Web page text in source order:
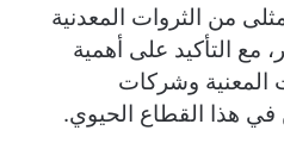
من الثروات المعدنية
مع التأكيد على أهمية
المعنية وشركات
هذا القطاع الحيوي.